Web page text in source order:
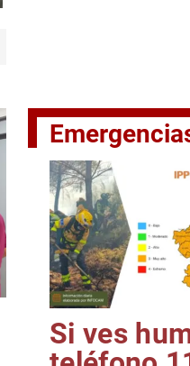
El jefe del Ejecutivo
Si ves